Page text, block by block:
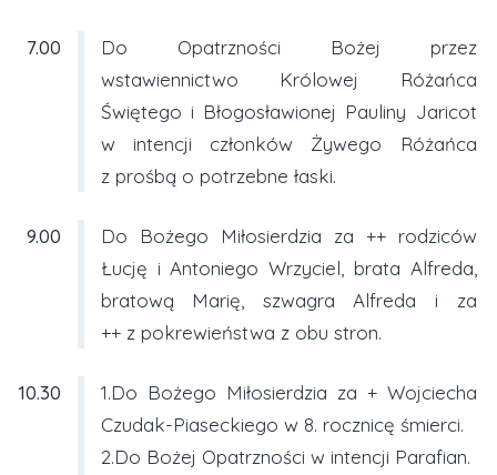
7.00
Do Opatrzności Bożej przez
wstawiennictwo Królowej Różańca
Świętego i Błogosławionej Pauliny Jaricot
w intencji członków Żywego Różańca
z prośbą o potrzebne łaski.
9.00
Do Bożego Miłosierdzia za ++ rodziców
Łucję i Antoniego Wrzyciel, brata Alfreda,
bratową Marię, szwagra Alfreda i za
++ z pokrewieństwa z obu stron.
10.30
1.Do Bożego Miłosierdzia za + Wojciecha
Czudak-Piaseckiego w 8. rocznicę śmierci.
2.Do Bożej Opatrzności w intencji Parafian.